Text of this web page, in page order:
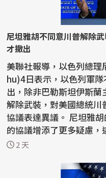
尼坦雅胡不同意川普解除
才撤出
美聯社報導，以色列總
hu)4日表示，以色列軍
出，除非巴勒斯坦伊斯
解除武裝，對美國總統
協議表達異議。 尼坦雅胡的發言為這項解除哈瑪斯武裝
的協議增添了更多疑慮
爭的突破...
2 天